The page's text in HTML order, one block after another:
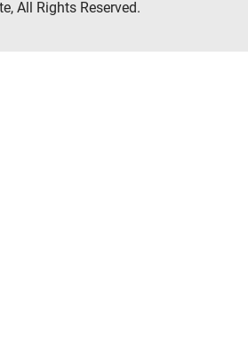
All Rights Reserved.